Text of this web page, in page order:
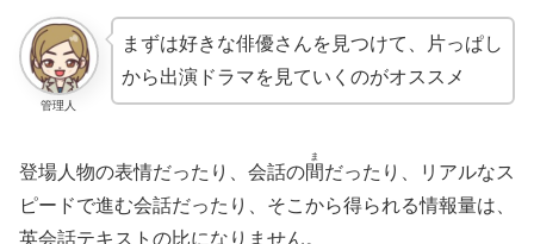
管理人
まずは好きな俳優さんを見つけて、片っぱし
から出演ドラマを見ていくのがオススメ
登場人物の表情だったり、会話の間
ま
だったり、リアルなス
ピードで進む会話だったり、そこから得られる情報量は、
英会話テキストの比になりません。